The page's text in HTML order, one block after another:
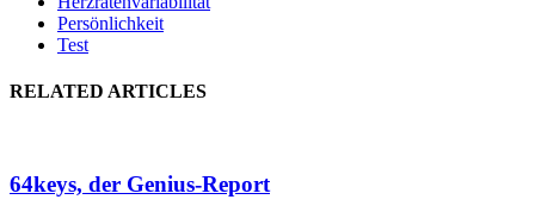
Persönlichkeit
Test
RELATED ARTICLES
64keys, der Genius-Report